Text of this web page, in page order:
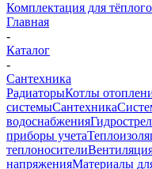
Комплектация для
Главная
-
Каталог
-
Сантехника
РадиаторыКотлы
системыСантехника
водоснабжения
приборы учета
теплоносители
напряженияМатериалы